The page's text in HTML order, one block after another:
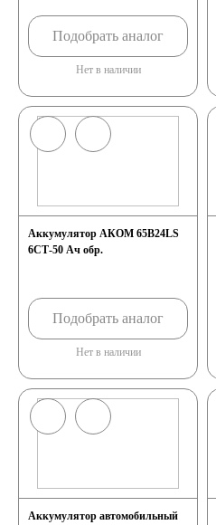
Подобрать аналог
Нет в наличии
Аккумулятор АКОМ 65B24LS
6СТ-50 Ач обр.
Подобрать аналог
Нет в наличии
Аккумулятор автомобильный